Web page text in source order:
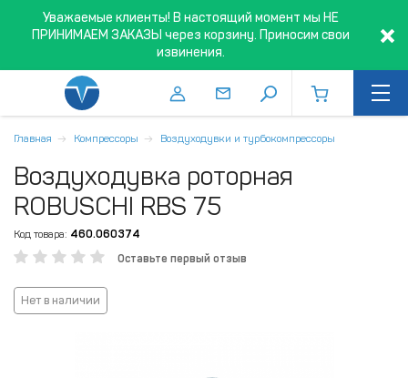
Уважаемые клиенты! В настоящий момент мы НЕ
ПРИНИМАЕМ ЗАКАЗЫ через корзину. Приносим свои
извинения.
Главная Компрессоры Воздуходувки и турбокомпрессоры
Воздуходувка роторная
ROBUSCHI RBS 75
Код товара: 460.060374
Оставьте первый отзыв
Нет в наличии